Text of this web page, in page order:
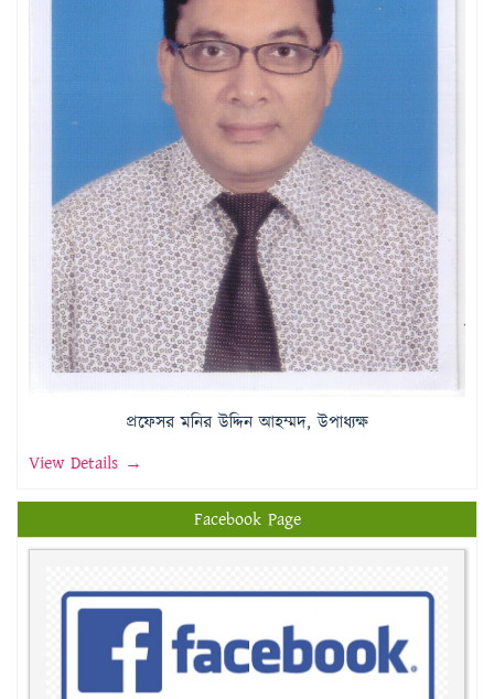
প্রফেসর মনির উদ্দিন আহম্মদ, উপাধ্যক্ষ
View Details →
Facebook Page